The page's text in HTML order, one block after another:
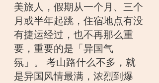
美旅人，假期从一个月、三个
月或半年起跳，住宿地点有没
有捷运经过，也不再那么重
要，重要的是「异国气
氛」。 考山路什么不多，就
是异国风情最满，浓烈到爆